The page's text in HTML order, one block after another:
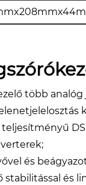
több
és
stabilitással és